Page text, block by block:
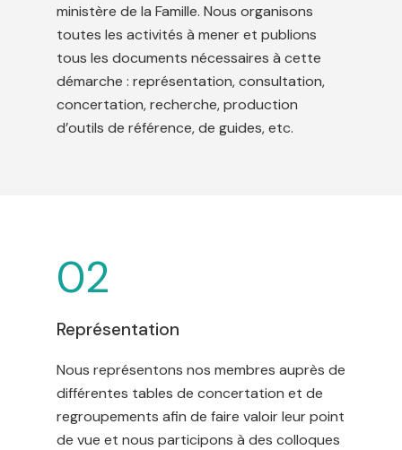
ministère de la Famille. Nous organisons
toutes les activités à mener et publions
tous les documents nécessaires à cette
démarche : représentation, consultation,
concertation, recherche, production
d’outils de référence, de guides, etc.
02
Représentation
Nous représentons nos membres auprès de
différentes tables de concertation et de
regroupements afin de faire valoir leur point
de vue et nous participons à des colloques